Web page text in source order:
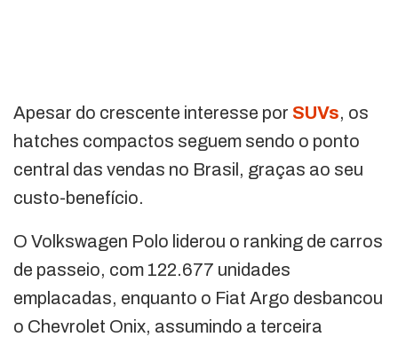
Apesar do crescente interesse por SUVs, os
hatches compactos seguem sendo o ponto
central das vendas no Brasil, graças ao seu
custo-benefício.
O Volkswagen Polo liderou o ranking de carros
de passeio, com 122.677 unidades
emplacadas, enquanto o Fiat Argo desbancou
o Chevrolet Onix, assumindo a terceira